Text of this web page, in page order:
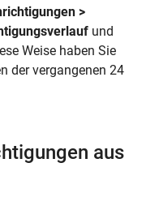
>
und
Weise haben Sie
der vergangenen 24
aus